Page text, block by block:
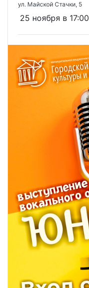
ул. Майской Стачки, 5
25 ноября в 17:00